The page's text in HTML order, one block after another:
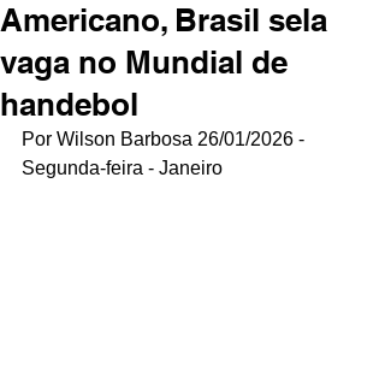
Americano, Brasil sela
vaga no Mundial de
handebol
Por Wilson Barbosa 26/01/2026 -
Segunda-feira - Janeiro